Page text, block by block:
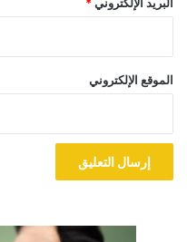
الموقع الإلكتروني